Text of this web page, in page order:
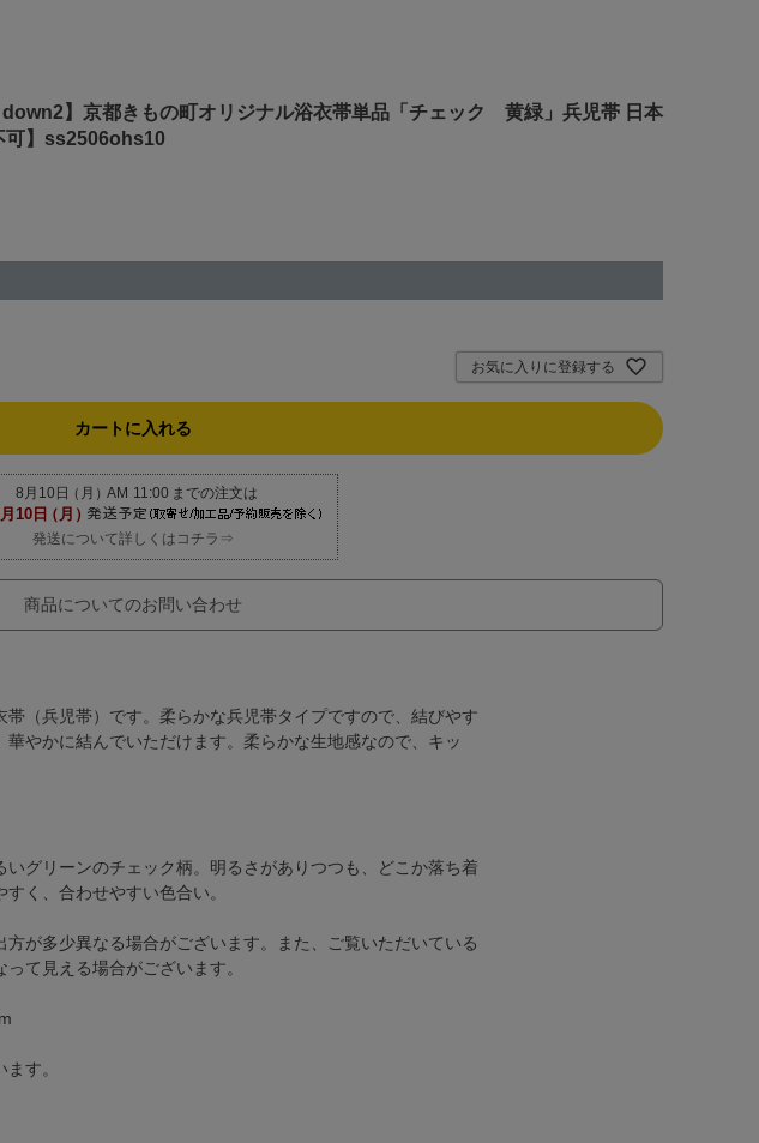
down2】京都きもの町オリジナル浴衣帯単品「チェック 黄緑」兵児帯 日本
可】ss2506ohs10
お気に入りに登録する
カートに入れる
発送について詳しくはコチラ⇒
商品についてのお問い合わせ
帯（兵児帯）です。柔らかな兵児帯タイプですので、結びやす
華やかに結んでいただけます。柔らかな生地感なので、キッ
いグリーンのチェック柄。明るさがありつつも、どこか落ち着
く、合わせやすい色合い。
が多少異なる場合がございます。また、ご覧いただいている
て見える場合がございます。
す。